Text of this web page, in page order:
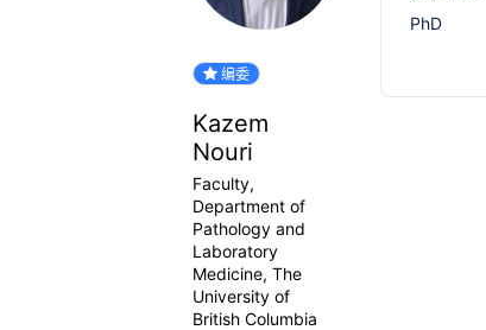
编委
Kazem
Nouri
Faculty,
Department of
Pathology and
Laboratory
Medicine, The
University of
British Columbia
PhD